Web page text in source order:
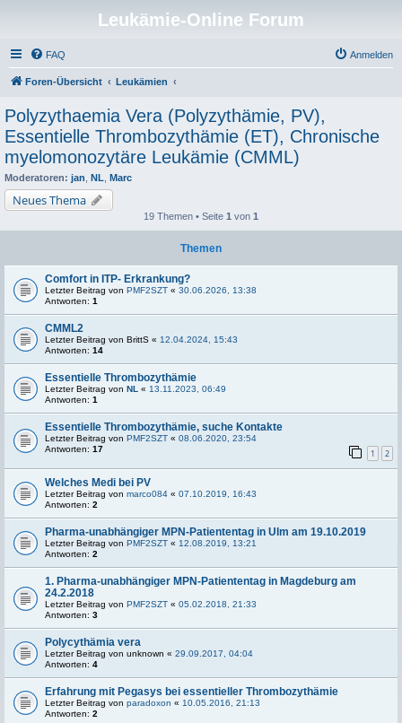
Leukämie-Online Forum
FAQ Anmelden
Foren-Übersicht Leukämien
Polyzythaemia Vera (Polyzythämie, PV),
Essentielle Thrombozythämie (ET), Chronische
myelomonozytäre Leukämie (CMML)
Moderatoren: jan NL Marc
Neues Thema
19 Themen • Seite 1 von 1
Themen
Comfort in ITP- Erkrankung?
Letzter Beitrag von PMF2SZT « 30.06.2026, 13:38
Antworten: 1
CMML2
Letzter Beitrag von BrittS « 12.04.2024, 15:43
Antworten: 14
Essentielle Thrombozythämie
Letzter Beitrag von NL « 13.11.2023, 06:49
Antworten: 1
Essentielle Thrombozythämie, suche Kontakte
Letzter Beitrag von PMF2SZT « 08.06.2020, 23:54
Antworten: 17 1 2
Welches Medi bei PV
Letzter Beitrag von marco084 « 07.10.2019, 16:43
Antworten: 2
Pharma-unabhängiger MPN-Patiententag in Ulm am 19.10.2019
Letzter Beitrag von PMF2SZT « 12.08.2019, 13:21
Antworten: 2
1. Pharma-unabhängiger MPN-Patiententag in Magdeburg am
24.2.2018
Letzter Beitrag von PMF2SZT « 05.02.2018, 21:33
Antworten: 3
Polycythämia vera
Letzter Beitrag von unknown « 29.09.2017, 04:04
Antworten: 4
Erfahrung mit Pegasys bei essentieller Thrombozythämie
Letzter Beitrag von paradoxon « 10.05.2016, 21:13
Antworten: 2